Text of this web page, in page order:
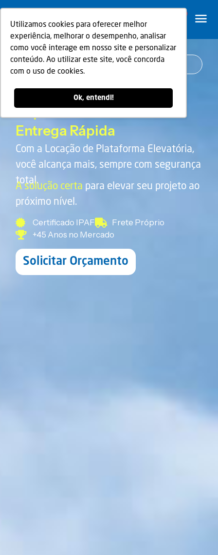
Utilizamos cookies para oferecer melhor
experiência, melhorar o desempenho, analisar
como você interage em nosso site e personalizar
conteúdo. Ao utilizar este site, você concorda
com o uso de cookies.
Ok, entendi!
Líder em Locação de Plataforma Elevatória
Elevatória
Suporte e
Entrega Rápida
Com a Locação de Plataforma Elevatória,
você alcança mais, sempre com segurança
total.
A solução certa para elevar seu projeto ao
próximo nível.
Certificado IPAF
Frete Próprio
+45 Anos no Mercado
Solicitar Orçamento